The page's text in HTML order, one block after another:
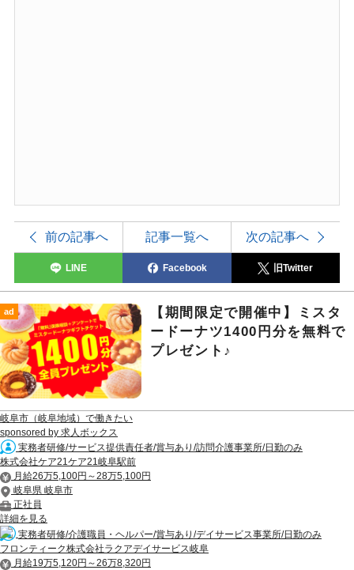
前の記事へ 記事一覧へ 次の記事へ
LINE Facebook 旧Twitter
ad
【期間限定で開催中】ミスタ
ードーナツ1400円分を無料で
プレゼント♪
岐阜市（岐阜地域）で働きたい
sponsored by 求人ボックス
実務者研修/サービス提供責任者/賞与あり/訪問介護事業所/日勤のみ
株式会社ケア21ケア21岐阜駅前
月給26万5,100円～28万5,100円
岐阜県 岐阜市
正社員
詳細を見る
実務者研修/介護職員・ヘルパー/賞与あり/デイサービス事業所/日勤のみ
フロンティーク株式会社ラクアデイサービス岐阜
月給19万5,120円～26万8,320円